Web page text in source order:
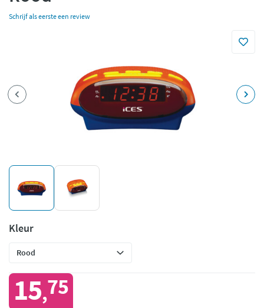
Schrijf als eerste een review
Kleur
15,75